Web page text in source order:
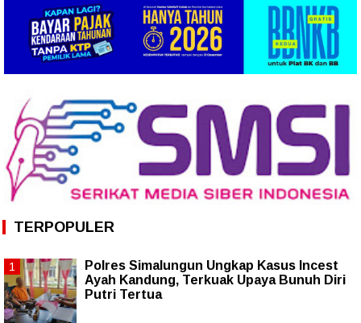
TERPOPULER
Polres Simalungun Ungkap Kasus Incest
Ayah Kandung, Terkuak Upaya Bunuh Diri
Putri Tertua